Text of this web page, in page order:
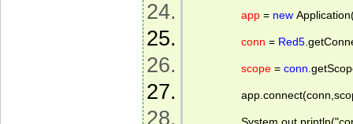
app = new
conn = Red5
scope = conn